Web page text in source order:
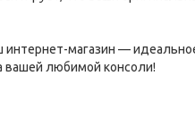
магазин —
вашей любимой консоли!